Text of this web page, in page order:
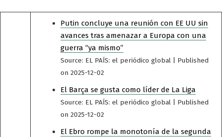
Putin concluye una reunión con EE UU sin
avances tras amenazar a Europa con una
guerra “ya mismo”
Source: EL PAÍS: el periódico global
Published
on 2025-12-02
El Barça se gusta como líder de La Liga
Source: EL PAÍS: el periódico global
Published
on 2025-12-02
El Ebro rompe la monotonía de la segunda